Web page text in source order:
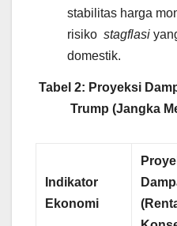
stabilitas harga
risiko stagflasi
domestik.
Tabel 2: Proyeksi
Trump (Jangka
Indikator
Ekonomi